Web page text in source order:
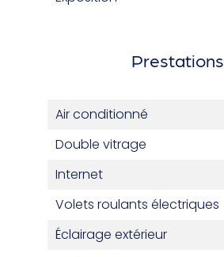
Prestations
Air conditionné
Double vitrage
Internet
Volets roulants électriques
Éclairage extérieur